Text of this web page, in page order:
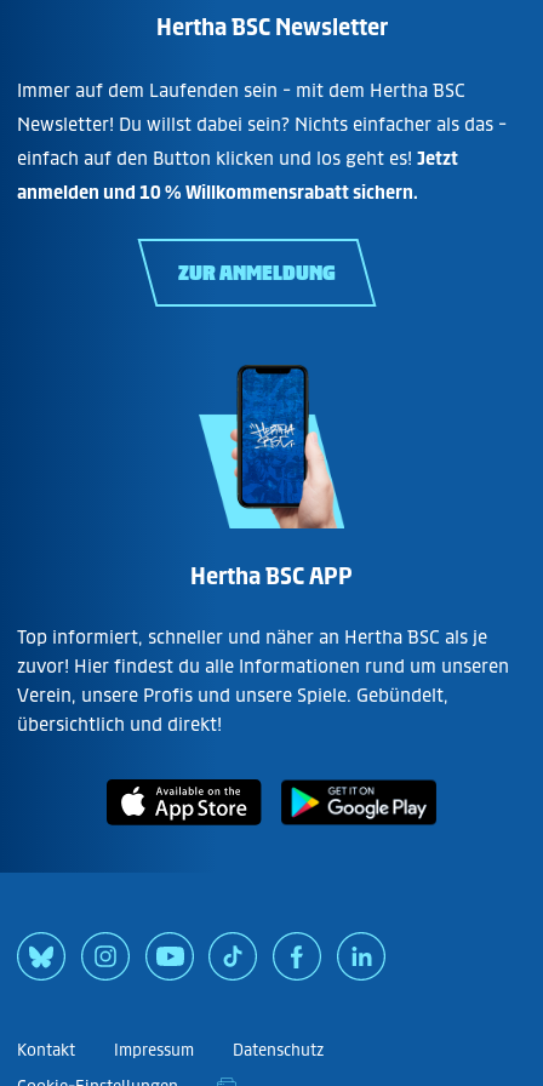
Hertha BSC Newsletter
Immer auf dem Laufenden sein - mit dem Hertha BSC
Newsletter! Du willst dabei sein? Nichts einfacher als das -
einfach auf den Button klicken und los geht es! Jetzt
anmelden und 10 % Willkommensrabatt sichern.
ZUR ANMELDUNG
Hertha BSC APP
Top informiert, schneller und näher an Hertha BSC als je
zuvor! Hier findest du alle Informationen rund um unseren
Verein, unsere Profis und unsere Spiele. Gebündelt,
übersichtlich und direkt!
Kontakt Impressum
Datenschutz